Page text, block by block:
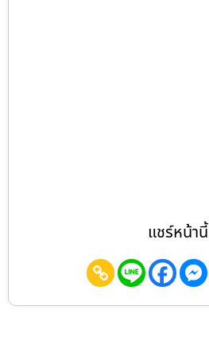
แชร์หน้านี้